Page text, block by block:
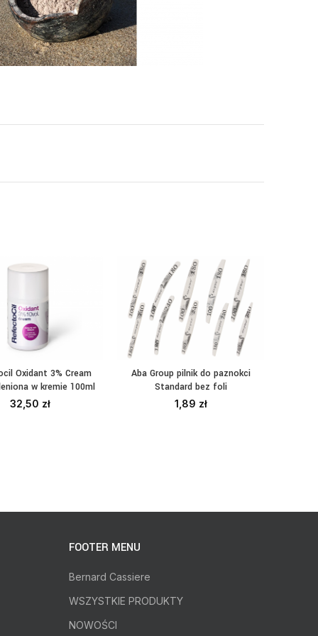
DO KOSZYKA
Oxidant 3% Cream
w kremie 100ml
32,50 zł
WYBIERZ OPCJE
Aba Group pilnik do paznokci
Standard bez foli
1,89 zł
FOOTER MENU
Bernard Cassiere
WSZYSTKIE PRODUKTY
NOWOŚCI